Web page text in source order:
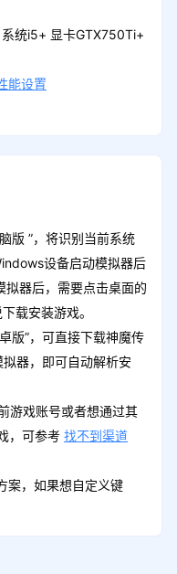
统i5+ 显卡GTX750Ti+
能设置
版 ”，将识别当前系统
设备启动模拟器后
器后，需要点击桌面的
载安装游戏。
版”，可直接下载神魔传
器，即可自动解析安
游戏账号或者想通过其
，可参考 找不到渠道
案，如果想自定义键